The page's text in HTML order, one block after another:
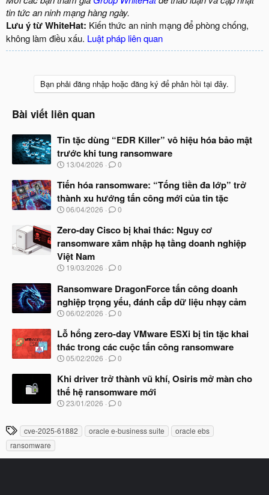
tin tức an ninh mạng hàng ngày.
Lưu ý từ WhiteHat: Kiến thức an ninh mạng để phòng chống,
không làm điều xấu. Luật pháp liên quan
Bạn phải đăng nhập hoặc đăng ký để phản hồi tại đây.
Bài viết liên quan
Tin tặc dùng “EDR Killer” vô hiệu hóa bảo mật
trước khi tung ransomware
N
à
b
ắ
đ
ầ
u
13/04/2026 0
Tiến hóa ransomware: “Tống tiền đa lớp” trở
thành xu hướng tấn công mới của tin tặc
N
à
b
ắ
t
ầ
u
06/04/2026 0
Zero-day Cisco bị khai thác: Nguy cơ
ransomware xâm nhập hạ tầng doanh nghiệp
Việt Nam
N
à
y
b
ắ
đ
ầ
u
19/03/2026 0
Ransomware DragonForce tấn công doanh
nghiệp trọng yếu, đánh cắp dữ liệu nhạy cảm
N
à
b
ắ
đ
ầ
u
06/02/2026 0
Lỗ hổng zero-day VMware ESXi bị tin tặc khai
thác trong các cuộc tấn công ransomware
N
à
y
b
ắ
đ
ầ
05/02/2026 0
Khi driver trở thành vũ khí, Osiris mở màn cho
thế hệ ransomware mới
N
y
t
23/01/2026 0
T
h
ẻ
cve-2025-61882 oracle e-business suite
oracle ebs
ransomware